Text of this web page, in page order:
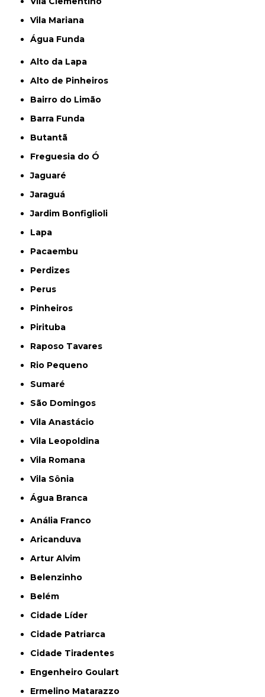
Vila Mariana
Água Funda
Alto da Lapa
Alto de Pinheiros
Bairro do Limão
Barra Funda
Butantã
Freguesia do Ó
Jaguaré
Jaraguá
Jardim Bonfiglioli
Lapa
Pacaembu
Perdizes
Perus
Pinheiros
Pirituba
Raposo Tavares
Rio Pequeno
Sumaré
São Domingos
Vila Anastácio
Vila Leopoldina
Vila Romana
Vila Sônia
Água Branca
Anália Franco
Aricanduva
Artur Alvim
Belenzinho
Belém
Cidade Líder
Cidade Patriarca
Cidade Tiradentes
Engenheiro Goulart
Ermelino Matarazzo